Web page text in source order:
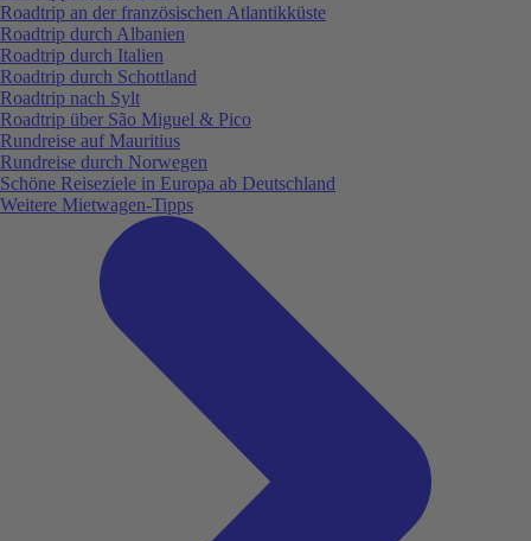
Roadtrip an der französischen Atlantikküste
Roadtrip durch Albanien
Roadtrip durch Italien
Roadtrip durch Schottland
Roadtrip nach Sylt
Roadtrip über São Miguel & Pico
Rundreise auf Mauritius
Rundreise durch Norwegen
Schöne Reiseziele in Europa ab Deutschland
Weitere Mietwagen-Tipps